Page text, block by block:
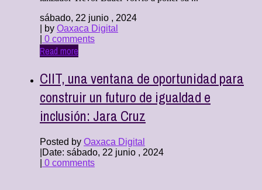
sábado, 22 junio , 2024
| by Oaxaca Digital
0 comments
Read more
CIIT, una ventana de oportunidad para
construir un futuro de igualdad e
inclusión: Jara Cruz
Posted by Oaxaca Digital
Date: sábado, 22 junio , 2024
0 comments